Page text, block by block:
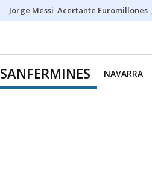
Jorge Messi Acertante Euromillones
SANFERMINES NAVARRA